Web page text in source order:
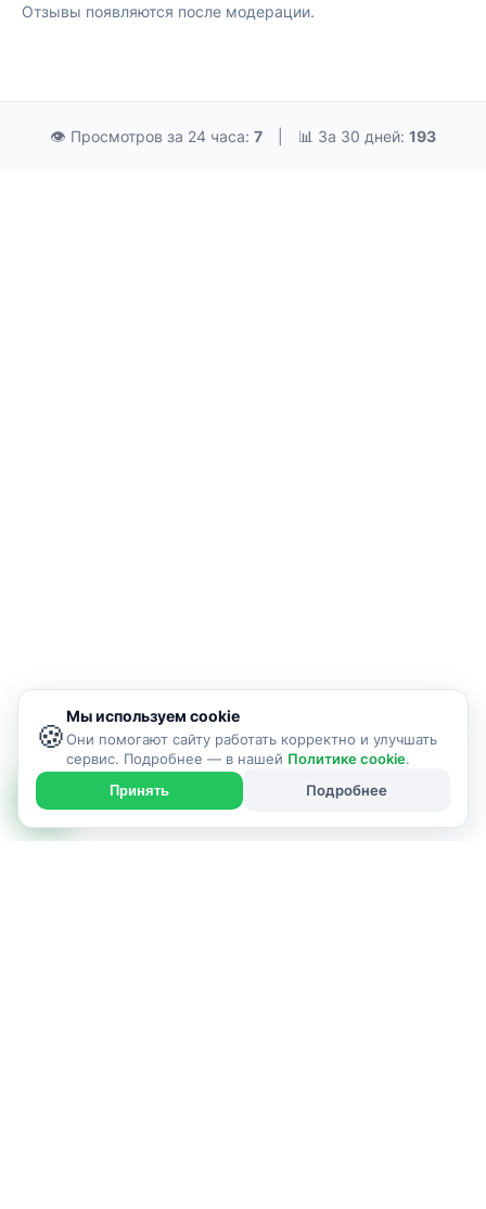
Отзывы появляются после модерации.
👁 Просмотров за 24 часа: 7 📊 За 30 дней: 193
🍪
Мы используем cookie
Они помогают сайту работать корректно и улучшать
сервис. Подробнее — в нашей Политике cookie.
Принять Подробнее